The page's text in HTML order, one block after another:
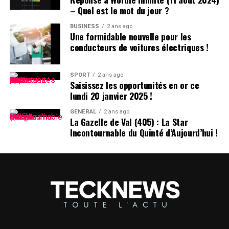
Pensées sur l’Identité Associée au
Prénom
Le choix d’un prénom peut avoir un impact significatif
sur notre identité personnelle tout au long de notre
existence. Que ce soit pour se distinguer ou pour
s’intégrer dans un groupe social spécifique, chaque
individu développe une relation particulière avec son
propre nom.
les prénoms ne sont pas simplement des désignations ;
– Quel est le mot du jour ?
BUSINESS 2 ans ago
Une formidable nouvelle pour les
conducteurs de voitures électriques !
SPORT 2 ans ago
Saisissez les opportunités en or ce
lundi 20 janvier 2025 !
GÉNÉRAL 2 ans ago
La Gazelle de Val (405) : La Star
Incontournable du Quinté d’Aujourd’hui !